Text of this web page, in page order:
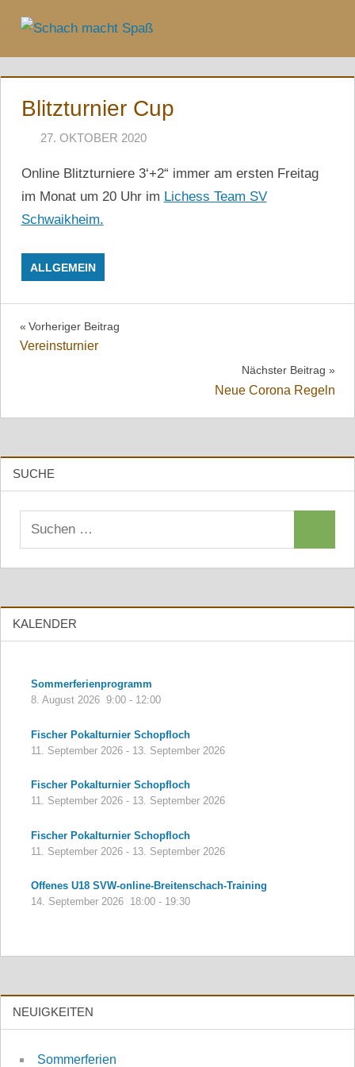
Inhalt
springen
Blitzturnier Cup
27. OKTOBER 2020
Online Blitzturniere 3‘+2“ immer am ersten Freitag
im Monat um 20 Uhr im Lichess Team SV
Schwaikheim.
ALLGEMEIN
Beitragsnavigation
Vorheriger Beitrag
Vereinsturnier
Nächster Beitrag
Neue Corona Regeln
SUCHE
KALENDER
Sommerferienprogramm
8. August 2026 9:00 - 12:00
Fischer Pokalturnier Schopfloch
11. September 2026 - 13. September 2026
Fischer Pokalturnier Schopfloch
11. September 2026 - 13. September 2026
Fischer Pokalturnier Schopfloch
11. September 2026 - 13. September 2026
Offenes U18 SVW-online-Breitenschach-Training
14. September 2026 18:00 - 19:30
NEUIGKEITEN
Sommerferien